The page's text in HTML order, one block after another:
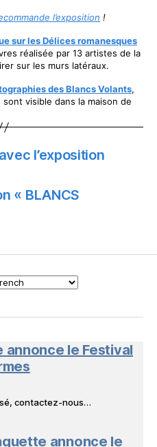
l’exposition !
sur les Délices romanesques
réalisée par 13 artistes de la
sur les murs latéraux.
des Blancs Volants,
visible dans la maison de
l’exposition
« BLANCS
annonce le Festival
contactez-nous…
annonce le